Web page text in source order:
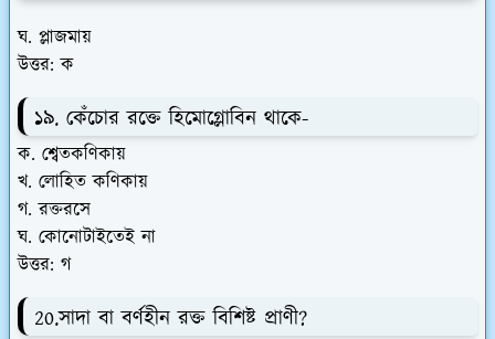
ঘ. প্লাজমায়
উত্তর: ক
১৯. কেঁচোর রক্তে হিমোগ্লোবিন থাকে-
ক. শ্বেতকণিকায়
খ. লোহিত কণিকায়
গ. রক্তরসে
ঘ. কোনোটাইতেই না
উত্তর: গ
20.সাদা বা বর্ণহীন রক্ত বিশিষ্ট প্রাণী?